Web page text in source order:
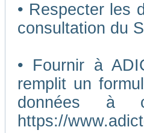
• Respecter les
consultation du
• Fournir à
remplit un
données à
https://